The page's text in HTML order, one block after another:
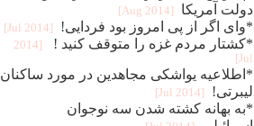
دولت آمریکا
[2014 Aug]
*وای اگر از پی امروز بود فردایی! [2014 Jul]
*کشتار مردم غزه را متوقف کنید !
[2014
Jul]
*اطلاعیه یواشکی مجاهدین در مورد ساکنان
لیبرتی!
[2014 Jul]
*به بهانه کشته شدن سه نوجوان